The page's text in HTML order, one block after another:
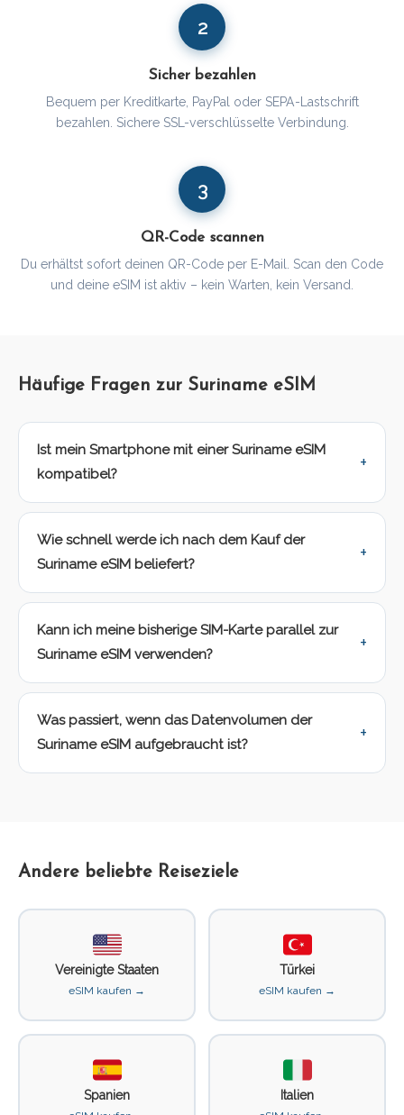
2
Sicher bezahlen
Bequem per Kreditkarte, PayPal oder SEPA-Lastschrift
bezahlen. Sichere SSL-verschlüsselte Verbindung.
3
QR-Code scannen
Du erhältst sofort deinen QR-Code per E-Mail. Scan den Code
und deine eSIM ist aktiv – kein Warten, kein Versand.
Häufige Fragen zur Suriname eSIM
Ist mein Smartphone mit einer Suriname eSIM
kompatibel?
Wie schnell werde ich nach dem Kauf der
Suriname eSIM beliefert?
Kann ich meine bisherige SIM-Karte parallel zur
Suriname eSIM verwenden?
Was passiert, wenn das Datenvolumen der
Suriname eSIM aufgebraucht ist?
Andere beliebte Reiseziele
Vereinigte Staaten
eSIM kaufen →
Türkei
eSIM kaufen →
Spanien Italien